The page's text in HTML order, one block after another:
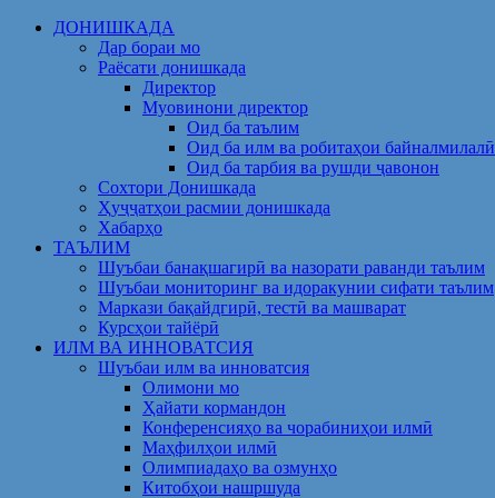
Skip
ДОНИШКАДА
Дар бораи мо
Раёсати донишкада
Директор
Муовинони директор
Оид ба таълим
Оид ба илм ва робитаҳои байналмилалӣ
Оид ба тарбия ва рушди ҷавонон
Сохтори Донишкада
Ҳуҷҷатҳои расмии донишкада
Хабарҳо
ТАЪЛИМ
Шуъбаи банақшагирӣ ва назорати раванди таълим
Шуъбаи мониторинг ва идоракунии сифати таълим
Маркази бақайдгирӣ, тестӣ ва машварат
Курсҳои тайёрӣ
ИЛМ ВА ИННОВАТСИЯ
Шуъбаи илм ва инноватсия
Олимони мо
Ҳайати кормандон
Конференсияҳо ва чорабиниҳои илмӣ
Маҳфилҳои илмӣ
Олимпиадаҳо ва озмунҳо
Китобҳои нашршуда